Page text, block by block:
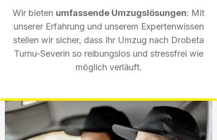
Wir bieten umfassende Umzugslösungen: Mit
unserer Erfahrung und unserem Expertenwissen
stellen wir sicher, dass Ihr Umzug nach Drobeta
Turnu-Severin so reibungslos und stressfrei wie
möglich verläuft.